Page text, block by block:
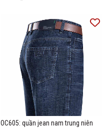
OC605: quần jean nam trung niên